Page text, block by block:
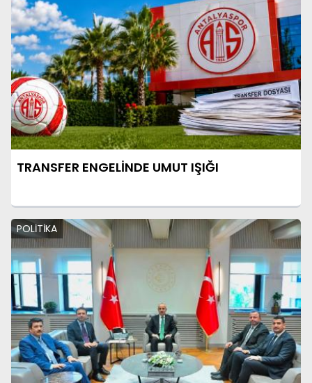
TRANSFER ENGELİNDE UMUT IŞIĞI
POLİTİKA